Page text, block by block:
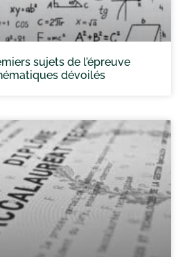
sujets de l’épreuve
dévoilés